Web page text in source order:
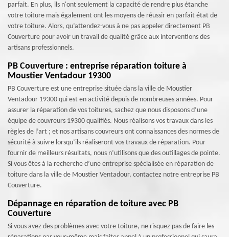
parfait. En plus, ils n'ont seulement la capacité de rendre plus étanche
votre toiture mais également ont les moyens de réussir en parfait état de
votre toiture. Alors, qu’attendez-vous à ne pas appeler directement PB
Couverture pour avoir un travail de qualité grâce aux interventions des
artisans professionnels.
PB Couverture : entreprise réparation toiture à
Moustier Ventadour 19300
PB Couverture est une entreprise située dans la ville de Moustier
Ventadour 19300 qui est en activité depuis de nombreuses années. Pour
assurer la réparation de vos toitures, sachez que nous disposons d’une
équipe de couvreurs 19300 qualifiés. Nous réalisons vos travaux dans les
règles de l’art ; et nos artisans couvreurs ont connaissances des normes de
sécurité à suivre lorsqu’ils réaliseront vos travaux de réparation. Pour
fournir de meilleurs résultats, nous n’utilisons que des outillages de pointe.
Si vous êtes à la recherche d’une entreprise spécialisée en réparation de
toiture dans la ville de Moustier Ventadour, contactez notre entreprise PB
Couverture.
Dépannage en réparation de toiture avec PB
Couverture
Si vous avez des problèmes avec votre toiture, ne risquez pas de faire les